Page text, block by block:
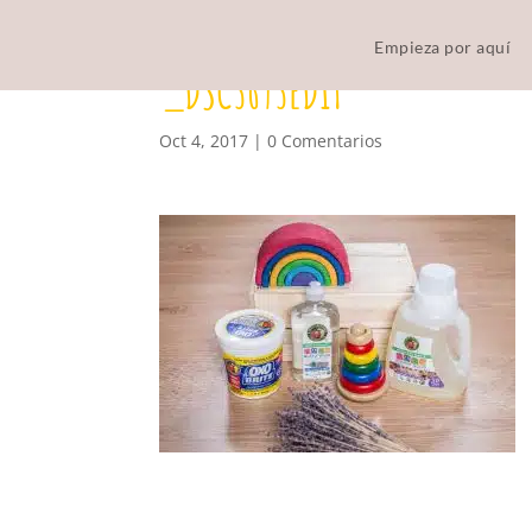
Empieza por aquí
_DSC3693EDIT
Oct 4, 2017 |0 Comentarios